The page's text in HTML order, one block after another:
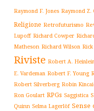
Raymond F. Jones Raymond Z.
Religione Retrofuturismo
Lupoff Richard Cowper
Matheson Richard Wilson
Riviste Robert A.
E. Vardeman Robert F. Young
Robert Silverberg Robin
Ron Goulart RPGs Saggistica
Quinn Selma Lagerlöf Sense